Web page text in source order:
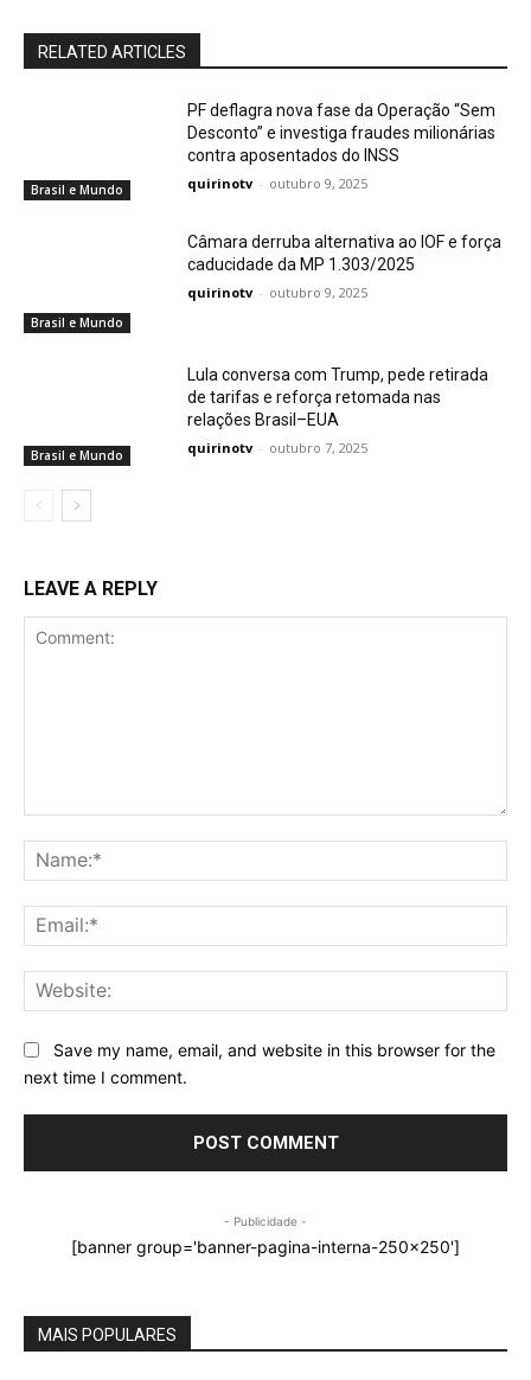
RELATED ARTICLES
Brasil e Mundo
PF deflagra nova fase da Operação “Sem
Desconto” e investiga fraudes milionárias
contra aposentados do INSS
quirinotv - outubro 9, 2025
Brasil e Mundo
Câmara derruba alternativa ao IOF e força
caducidade da MP 1.303/2025
quirinotv - outubro 9, 2025
Brasil e Mundo
Lula conversa com Trump, pede retirada
de tarifas e reforça retomada nas
relações Brasil–EUA
quirinotv - outubro 7, 2025
LEAVE A REPLY
Save my name, email, and website in this browser for the
next time I comment.
- Publicidade -
[banner group='banner-pagina-interna-250x250']
MAIS POPULARES